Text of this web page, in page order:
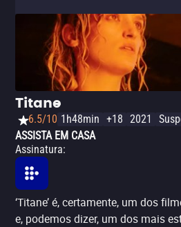
Titane
6.5/10 1h48min +18 2021
ASSISTA EM CASA
Assinatura:
‘Titane’ é, certamente, um dos
e, podemos dizer, um dos mais